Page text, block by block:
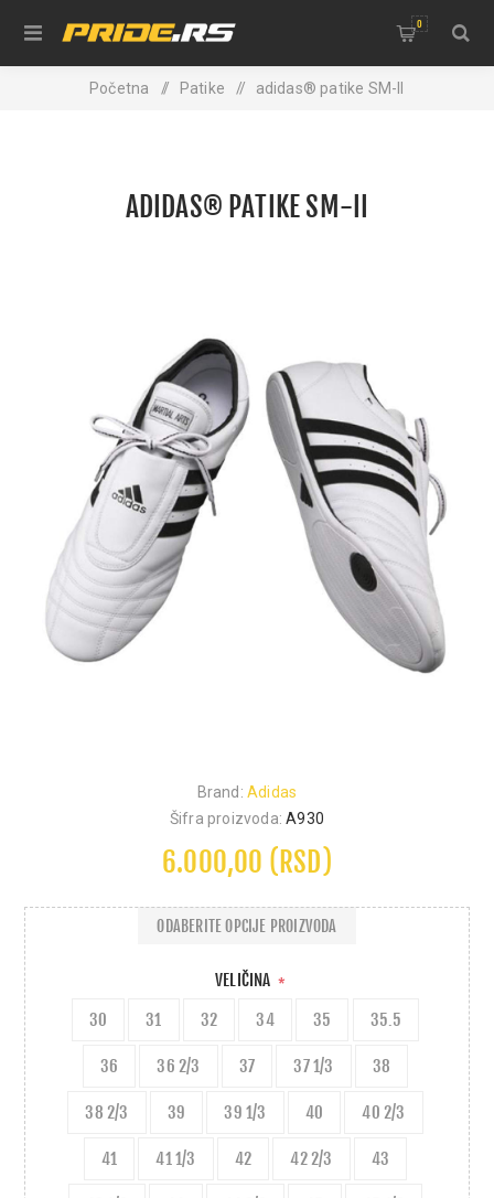
0
Početna / Patike / adidas® patike SM-II
ADIDAS® PATIKE SM-II
Brand: Adidas
Šifra proizvoda: A930
6.000,00 (RSD)
VELIČINA *
30 31 32 34 35 35.5
36 36 2/3 37 37 1/3 38
38 2/3 39 39 1/3 40 40 2/3
41 41 1/3 42 42 2/3 43
ODABERITE OPCIJE PROIZVODA